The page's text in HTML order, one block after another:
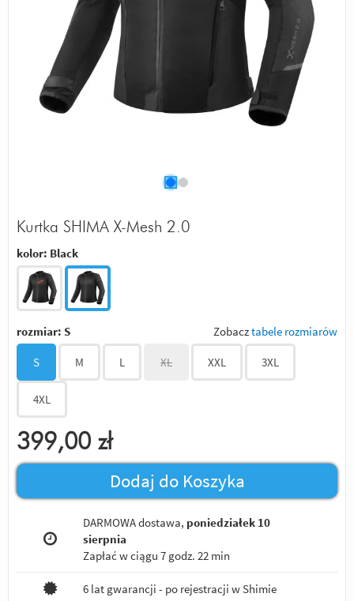
Kurtka SHIMA X-Mesh 2.0
kolor: Black
rozmiar: S Zobacztabele rozmiarów
S M L XL XXL 3XL
4XL
399,00 zł
Dodaj do Koszyka
DARMOWA dostawa, poniedziałek 10
sierpnia
Zapłać w ciągu7 godz. 22 min
6 lat gwarancji - po rejestracji w Shimie